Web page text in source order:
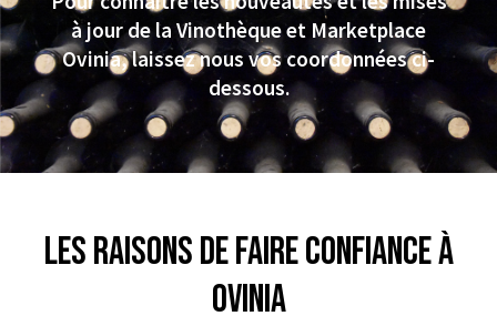
à jour de la Vinothèque et Marketplace
Ovinia, laissez nous vos coordonnées ci-
dessous.
Les raisons de faire confiance à
Ovinia